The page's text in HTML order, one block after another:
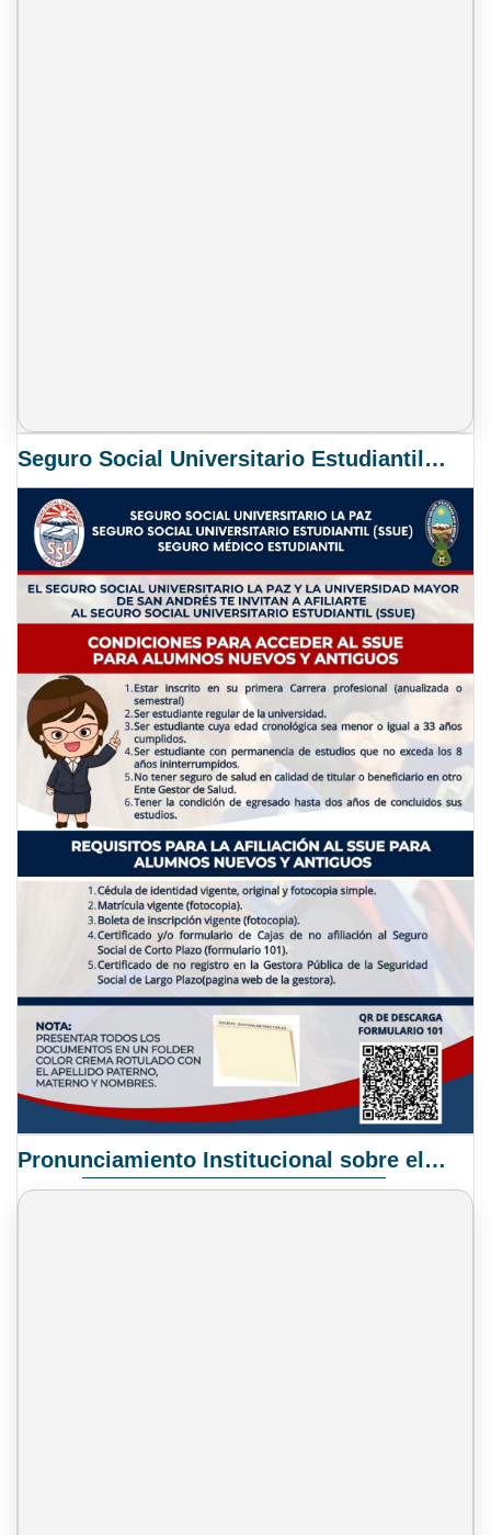
Seguro Social Universitario Estudiantil SSUE
Pronunciamiento Institucional sobre el Proyecto de Ley N° 068/2025-2026 C.S.